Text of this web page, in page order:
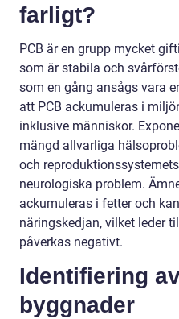
farligt?
PCB är en grupp mycket
som är stabila och
som en gång ansågs vara
att PCB ackumuleras i
inklusive människor.
mängd allvarliga
och
neurologiska problem.
ackumuleras i fetter och
näringskedjan, vilket leder
påverkas negativt.
Identifiering
byggnader